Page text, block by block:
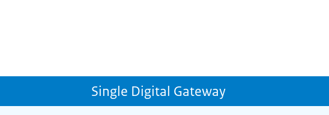
Single Digital Gateway